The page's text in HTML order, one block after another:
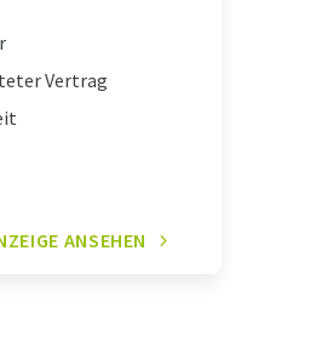
Vertrag
ANSEHEN